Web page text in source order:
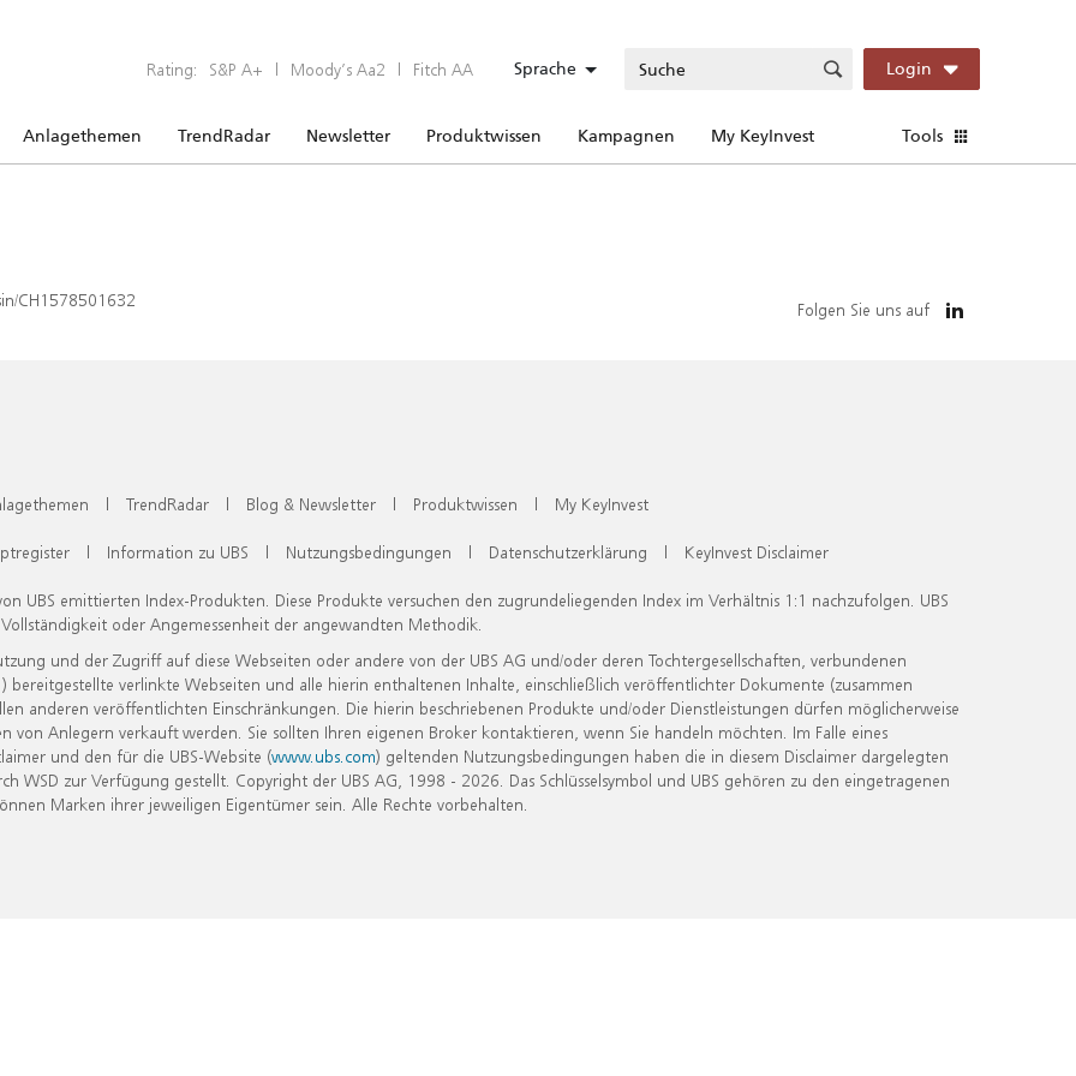
Rating: S&P A+ | Moody’s Aa2 | Fitch AA Sprache Login
Anlagethemen TrendRadar Newsletter Produktwissen Kampagnen My KeyInvest Tools
CH1578501632 Folgen Sie uns auf
| TrendRadar | Blog & Newsletter | Produktwissen | My KeyInvest
| Information zu UBS | Nutzungsbedingungen | Datenschutzerklärung | KeyInvest Disclaimer
UBS emittierten Index-Produkten. Diese Produkte versuchen den zugrundeliegenden Index im Verhältnis 1:1 nachzufolgen. UBS
oder Angemessenheit der angewandten Methodik.
und der Zugriff auf diese Webseiten oder andere von der UBS AG und/oder deren Tochtergesellschaften, verbundenen
verlinkte Webseiten und alle hierin enthaltenen Inhalte, einschließlich veröffentlichter Dokumente (zusammen
anderen veröffentlichten Einschränkungen. Die hierin beschriebenen Produkte und/oder Dienstleistungen dürfen möglicherweise
Anlegern verkauft werden. Sie sollten Ihren eigenen Broker kontaktieren, wenn Sie handeln möchten. Im Falle eines
und den für die UBS-Website (www.ubs.com) geltenden Nutzungsbedingungen haben die in diesem Disclaimer dargelegten
zur Verfügung gestellt. Copyright der UBS AG, 1998 - 2026. Das Schlüsselsymbol und UBS gehören zu den eingetragenen
Marken ihrer jeweiligen Eigentümer sein. Alle Rechte vorbehalten.